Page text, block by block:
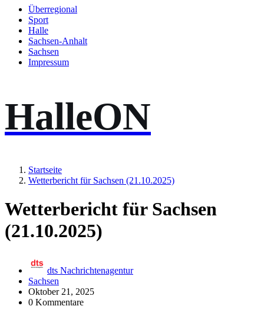
Überregional
Sport
Halle
Sachsen-Anhalt
Sachsen
Impressum
HalleON
Startseite
Wetterbericht für Sachsen (21.10.2025)
Wetterbericht für Sachsen
(21.10.2025)
dts Nachrichtenagentur
Sachsen
Oktober 21, 2025
0 Kommentare